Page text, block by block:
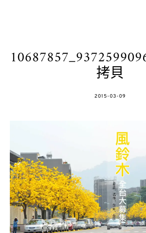
拷貝
POSTED
2015-03-09